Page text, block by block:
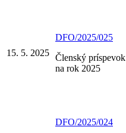
15. 5. 2025
DFO/2025/025
Členský príspevok
na rok 2025
DFO/2025/024